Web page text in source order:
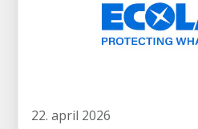
22. april 2026